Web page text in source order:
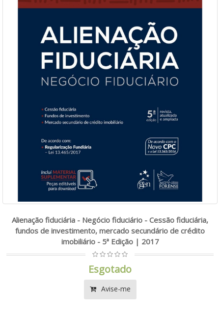
Alienação fiduciária - Negócio fiduciário - Cessão fiduciária,
fundos de investimento, mercado secundário de crédito
imobiliário - 5ª Edição | 2017
Esgotado
Avise-me